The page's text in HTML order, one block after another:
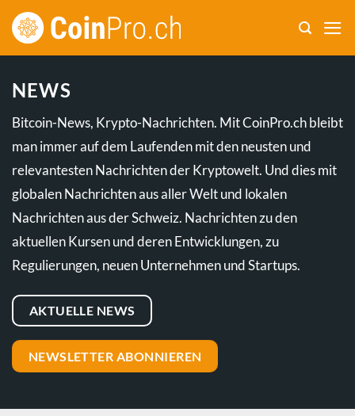
Zum
Inhalt
NEWS
Bitcoin-News, Krypto-Nachrichten. Mit CoinPro.ch bleibt
man immer auf dem Laufenden mit den neusten und
relevantesten Nachrichten der Kryptowelt. Und dies mit
globalen Nachrichten aus aller Welt und lokalen
Nachrichten aus der Schweiz. Nachrichten zu den
aktuellen Kursen und deren Entwicklungen, zu
Regulierungen, neuen Unternehmen und Startups.
AKTUELLE NEWS
NEWSLETTER ABONNIEREN